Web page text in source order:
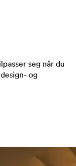
seg når du
og